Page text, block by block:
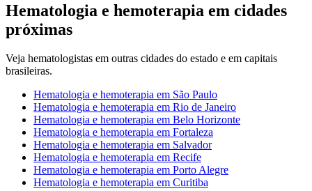
Hematologia e hemoterapia em cidades
próximas
Veja hematologistas em outras cidades do estado e em capitais
brasileiras.
Hematologia e hemoterapia em São Paulo
Hematologia e hemoterapia em Rio de Janeiro
Hematologia e hemoterapia em Belo Horizonte
Hematologia e hemoterapia em Fortaleza
Hematologia e hemoterapia em Salvador
Hematologia e hemoterapia em Recife
Hematologia e hemoterapia em Porto Alegre
Hematologia e hemoterapia em Curitiba